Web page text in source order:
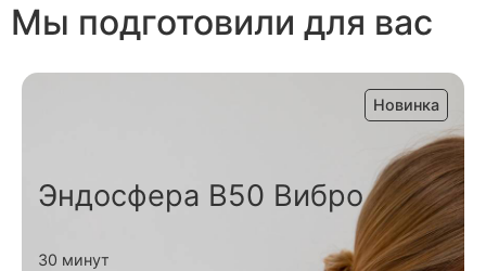
Мы подготовили для вас
Новинка
Эндосфера B50 Вибро
30 минут